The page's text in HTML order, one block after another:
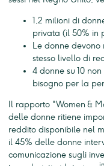
1,2 milioni di
privata (il 50% in
Le donne
stesso livello di
4 donne su 10
bisogno per la
Il rapporto "Women &
delle donne ritiene
reddito disponibile nel
il 45% delle donne
comunicazione sugli